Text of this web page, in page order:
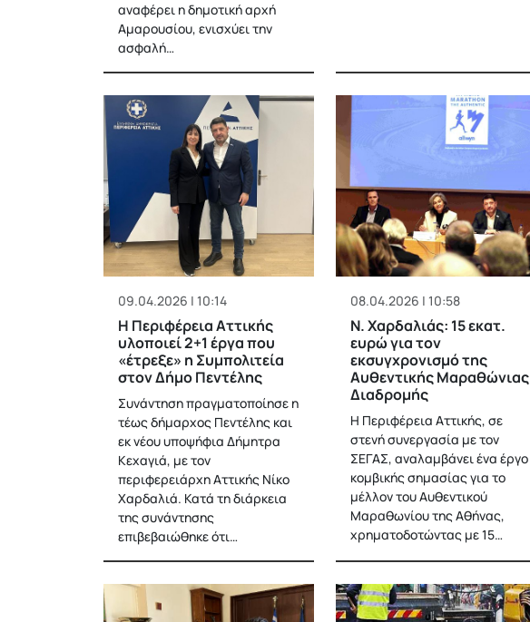
αναφέρει η δημοτική αρχή
Αμαρουσίου, ενισχύει την
ασφαλή…
09.04.2026 | 10:14
Η Περιφέρεια Αττικής
υλοποιεί 2+1 έργα που
«έτρεξε» η Συμπολιτεία
στον Δήμο Πεντέλης
Συνάντηση πραγματοποίησε η
τέως δήμαρχος Πεντέλης και
εκ νέου υποψήφια Δήμητρα
Κεχαγιά, με τον
περιφερειάρχη Αττικής Νίκο
Χαρδαλιά. Κατά τη διάρκεια
της συνάντησης
επιβεβαιώθηκε ότι…
08.04.2026 | 10:58
N. Xαρδαλιάς: 15 εκατ.
ευρώ για τον
εκσυγχρονισμό της
Αυθεντικής Μαραθώνιας
Διαδρομής
Η Περιφέρεια Αττικής, σε
στενή συνεργασία με τον
ΣΕΓΑΣ, αναλαμβάνει ένα έργο
κομβικής σημασίας για το
μέλλον του Αυθεντικού
Μαραθωνίου της Αθήνας,
χρηματοδοτώντας με 15…